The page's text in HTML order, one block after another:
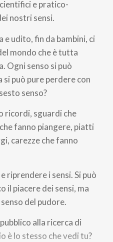
e pratico-
nostri sensi.
udito, fin da bambini, ci
mondo che è tutta
Ogni senso si può
si può pure perdere con
senso?
ricordi, sguardi che
fanno piangere, piatti
carezze che fanno
riprendere i sensi. Si può
il piacere dei sensi, ma
del pudore.
alla ricerca di
è lo stesso che vedi tu?